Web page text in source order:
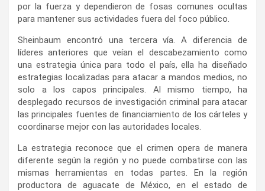
por la fuerza y dependieron de fosas comunes ocultas
para mantener sus actividades fuera del foco público.
Sheinbaum encontró una tercera vía. A diferencia de
líderes anteriores que veían el descabezamiento como
una estrategia única para todo el país, ella ha diseñado
estrategias localizadas para atacar a mandos medios, no
solo a los capos principales. Al mismo tiempo, ha
desplegado recursos de investigación criminal para atacar
las principales fuentes de financiamiento de los cárteles y
coordinarse mejor con las autoridades locales.
La estrategia reconoce que el crimen opera de manera
diferente según la región y no puede combatirse con las
mismas herramientas en todas partes. En la región
productora de aguacate de México, en el estado de